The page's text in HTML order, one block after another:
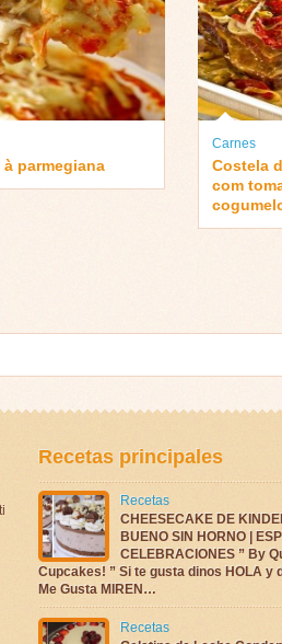
à parmegiana
Carnes
Costela
com
Recetas principales
Recetas
CHEESECAKE DE
BUENO SIN HORNO |
CELEBRACIONES ” By
Cupcakes! ” Si te gusta dinos HOLA y
Me Gusta MIREN…
Recetas